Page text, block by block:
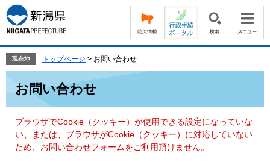
ー
ジ
の
頭
す。
ニ
ュ
ー
飛
て
現在地 トップページ > お問い合わせ
お問い合わせ
ブラウザでCookie（クッキー）が使用できる設定になっていな
い、または、ブラウザがCookie（クッキー）に対応していない
ため、お問い合わせフォームをご利用頂けません。